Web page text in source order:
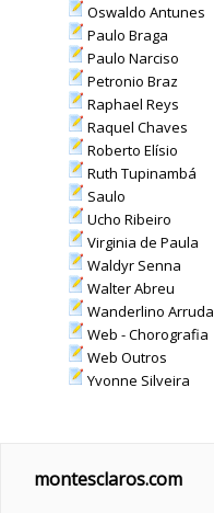
Oswaldo Antunes
Paulo Braga
Paulo Narciso
Petronio Braz
Raphael Reys
Raquel Chaves
Roberto Elísio
Ruth Tupinambá
Saulo
Ucho Ribeiro
Virginia de Paula
Waldyr Senna
Walter Abreu
Wanderlino Arruda
Web - Chorografia
Web Outros
Yvonne Silveira
montesclaros.com